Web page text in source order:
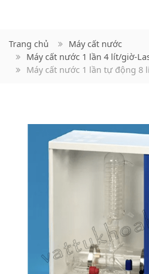
Trang chủ
Máy cất nước
Máy cất nước 1 lần 4 lít/giờ-
Máy cất nước 1 lần tự động 8